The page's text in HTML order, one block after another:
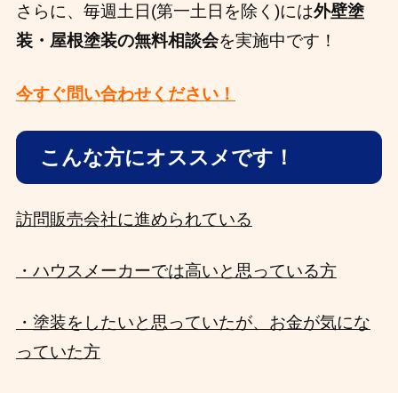
さらに、毎週土日(第一土日を除く)には外壁塗
装・屋根塗装の無料相談会を実施中です！
今すぐ問い合わせください！
こんな方にオススメです！
訪問販売会社に進められている
・ハウスメーカーでは高いと思っている方
・塗装をしたいと思っていたが、お金が気にな
っていた方